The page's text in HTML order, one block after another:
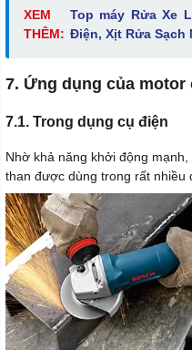
XEM
THÊM:
Top máy Rửa Xe
Điện, Xịt Rửa Sạch
7. Ứng dụng của
7.1. Trong dụng cụ điện
Nhờ khả năng khởi động
than được dùng trong rất nhiều